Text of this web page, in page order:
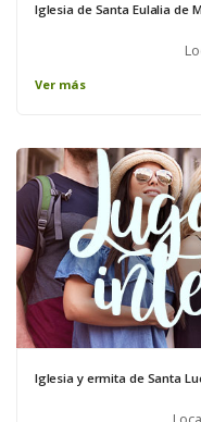
Iglesia de Santa Eulalia de
Ver más
Iglesia y ermita de Santa